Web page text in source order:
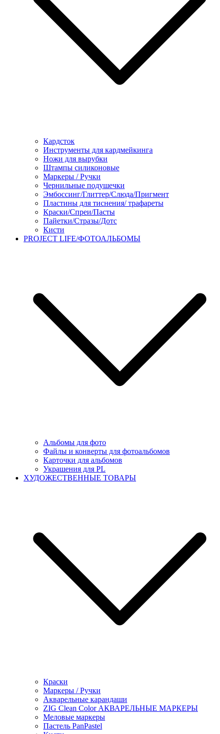
Кардсток
Инструменты для кардмейкинга
Ножи для вырубки
Штампы силиконовые
Маркеры / Ручки
Чернильные подушечки
Эмбоссинг/Глиттер/Слюда/Пригмент
Пластины для тиснения/ трафареты
Краски/Спреи/Пасты
Пайетки/Стразы/Дотс
Кисти
PROJECT LIFE/ФОТОАЛЬБОМЫ
Альбомы для фото
Файлы и конверты для фотоальбомов
Карточки для альбомов
Украшения для PL
ХУДОЖЕСТВЕННЫЕ ТОВАРЫ
Краски
Маркеры / Ручки
Акварельные карандаши
ZIG Clean Color АКВАРЕЛЬНЫЕ МАРКЕРЫ
Меловые маркеры
Пастель PanPastel